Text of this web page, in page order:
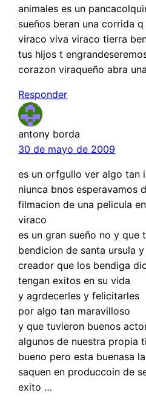
animales es un
sueños beran una corrida
viraco viva viraco tierra
tus hijos t
corazon viraqueño abra
Responder
antony borda
30 de mayo de 2009
es un orfgullo ver algo tan
niunca bnos esperavamos
filmacion de una pelicula
viraco
es un gran sueño no y que
bendicion de santa ursula
creador que los bendiga
tengan exitos en su vida
y agrdecerles y felicitarles
por algo tan maravilloso
y que tuvieron buenos
algunos de nuestra propia
bueno pero esta buenasa
saquen en produccoin de
exito …